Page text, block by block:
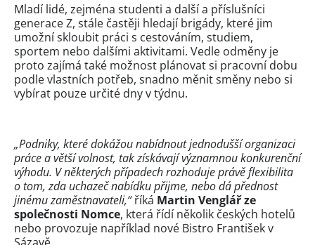
Mladí lidé, zejména studenti a další a příslušníci
generace Z, stále častěji hledají brigády, které jim
umožní skloubit práci s cestováním, studiem,
sportem nebo dalšími aktivitami. Vedle odměny je
proto zajímá také možnost plánovat si pracovní dobu
podle vlastních potřeb, snadno měnit směny nebo si
vybírat pouze určité dny v týdnu.
„Podniky, které dokážou nabídnout jednodušší organizaci
práce a větší volnost, tak získávají významnou konkurenční
výhodu. V některých případech rozhoduje právě flexibilita
o tom, zda uchazeč nabídku přijme, nebo dá přednost
jinému zaměstnavateli,“říká Martin Venglář ze
společnosti Nomce, která řídí několik českých hotelů
nebo provozuje například nové Bistro František v